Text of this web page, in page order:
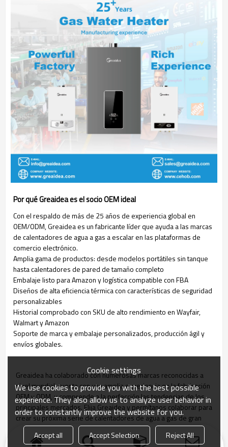
Por qué Greaidea es el socio OEM ideal
Con el respaldo de más de 25 años de experiencia global en
OEM/ODM, Greaidea es un fabricante líder que ayuda a las marcas
de calentadores de agua a gas a escalar en las plataformas de
comercio electrónico.
Amplia gama de productos: desde modelos portátiles sin tanque
hasta calentadores de pared de tamaño completo
Embalaje listo para Amazon y logística compatible con FBA
Diseños de alta eficiencia térmica con características de seguridad
personalizables
Historial comprobado con SKU de alto rendimiento en Wayfair,
Walmart y Amazon
Soporte de marca y embalaje personalizados, producción ágil y
envíos globales.
Greaidea ha colaborado con numerosas marcas reconocidas a
nivel mundial, cuenta con una amplia experiencia en la fabricación
OEM y ODM, y comprende a la perfección las tendencias de los
principales mercados. Elija Greaidea y permítanos colaborar para
crear su próxima serie de calentadores de agua a gas de gran
éxito.
Cookie settings
We use cookies to provide you with the best possible
experience. They also allow us to analyze user behavior in
order to constantly improve the website for you.
Accept all Accept Selection Reject All